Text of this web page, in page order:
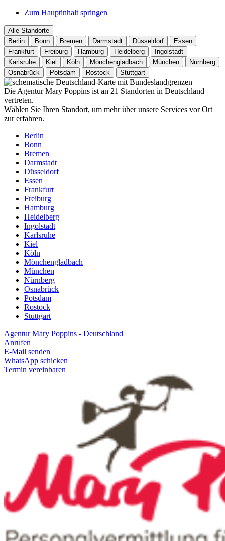
Zum Hauptinhalt springen
Alle Standorte
Berlin
Bonn Bremen Darmstadt Düsseldorf
Essen
Frankfurt
Freiburg Hamburg Heidelberg
Ingolstadt
Karlsruhe
Kiel Köln Mönchengladbach München
Nürnberg
Osnabrück
Potsdam Rostock Stuttgart
Die Agentur Mary Poppins ist an 21 Standorten in Deutschland
vertreten.
Wählen Sie Ihren Standort, um mehr über unsere Services vor Ort
zur erfahren.
Berlin
Bonn
Bremen
Darmstadt
Düsseldorf
Essen
Frankfurt
Freiburg
Hamburg
Heidelberg
Ingolstadt
Karlsruhe
Kiel
Köln
Mönchengladbach
München
Nürnberg
Osnabrück
Potsdam
Rostock
Stuttgart
Agentur Mary Poppins - Deutschland
Anrufen
E-Mail senden
WhatsApp schicken
Termin vereinbaren